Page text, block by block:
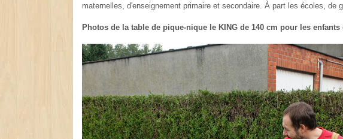
maternelles, d'enseignement primaire et secondaire. À part les écoles, de
Photos de la table de pique-nique le KING de 140 cm pour les